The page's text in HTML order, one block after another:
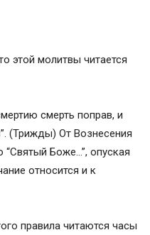
этой молитвы читается
смерть поправ, и
(Трижды) От Вознесения
Боже…”, опуская
относится и к
правила читаются часы